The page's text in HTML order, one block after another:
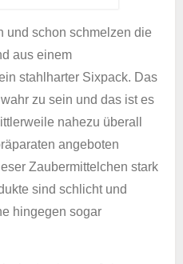
und schon schmelzen die
aus einem
stahlharter Sixpack. Das
zu sein und das ist es
nahezu überall
angeboten
Zaubermittelchen stark
sind schlicht und
hingegen sogar